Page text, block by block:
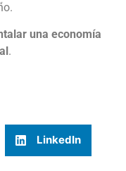
una economía
.
LinkedIn